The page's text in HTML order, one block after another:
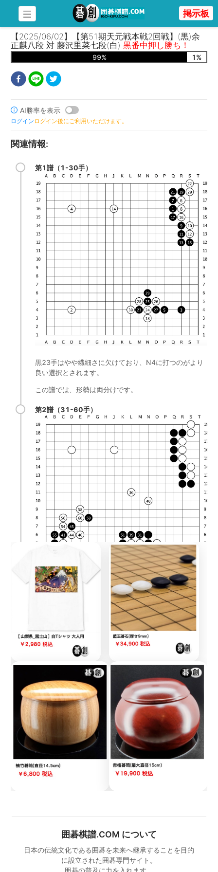
掲示板
【2025/06/02】【第51期天元戦本戦2回戦】(黒)余
正麒八段 対 藤沢里菜七段(白)黒番中押し勝ち！
99% 1 %
AI勝率を表示
ログイン ログイン後にご利用いただけます。
関連情報:
第1譜（1-30手）
黒23手はやや繊細さに欠けており、N4に打つのがより
良い選択とされます。
この譜では、形勢は両分けです。
第2譜（31-60手）
白36手はやや損であり、Q2がより良い選択です。
白56手もやや損であり、Q2が適切な着手とされます。
白58手には若干の疑問があり、P10に打つほうが望まし
いです。
白60手はやや繊細さに欠け、H8に打つのがより良いと
この譜では、黒が一定の成果を挙げ、やや形勢をリード
しています。
第3譜（61-90手）
囲碁棋譜.COM について
日本の伝統文化である囲碁を未来へ継承することを目的
に設立された囲碁専門サイト。
囲碁の普及に力を入れます。